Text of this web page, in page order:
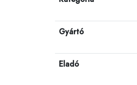
Gyártó
Eladó